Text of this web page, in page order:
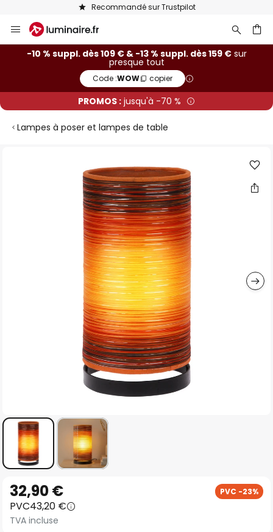
Recommandé sur Trustpilot
Allez
au
contenu
-10 % suppl. dès 109 € & -13 % suppl. dès 159 €sur
presque tout
Code :WOW copier
PROMOS : jusqu'à -70 %
Lampes à poser et lampes de table
to
the
beginning
32,90 € PVC -23%
PVC43,20 €
TVA incluse